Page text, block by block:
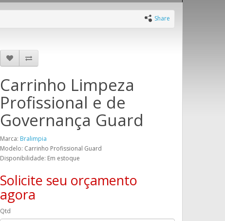
Share
Carrinho Limpeza
Profissional e de
Governança Guard
Marca: Bralimpia
Modelo: Carrinho Profissional Guard
Disponibilidade: Em estoque
Solicite seu orçamento
agora
Qtd